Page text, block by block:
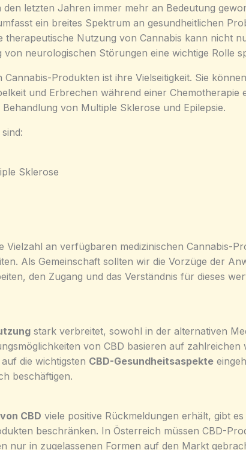
letzten Jahren immer mehr an Bedeutung
ein breites Spektrum an gesundheitlichen
therapeutische Nutzung von Cannabis kann nicht
neurologischen Störungen eine wichtige Rolle
Produkten ist ihre Vielseitigkeit. Sie
und Erbrechen während einer Chemotherapie
von Multiple Sklerose und Epilepsie.
Sklerose
Vielzahl an verfügbaren medizinischen Cannabis-
Als Gemeinschaft sollten wir die Vorzüge der
den Zugang und das Verständnis für dieses
stark verbreitet, sowohl in der alternativen
von CBD basieren auf zahlreichen
die wichtigsten CBD-Gesundheitsaspekte
beschäftigen.
CBD viele positive Rückmeldungen erhält, gibt
beschränken. In Österreich müssen CBD-
nur in zugelassenen Formen auf den Markt